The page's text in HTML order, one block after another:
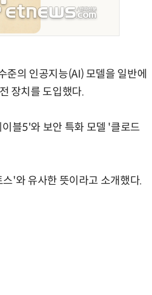
의 인공지능(AI) 모델을 일반에
장치를 도입했다.
블5'와 보안 특화 모델 '클로드
'와 유사한 뜻이라고 소개했다.